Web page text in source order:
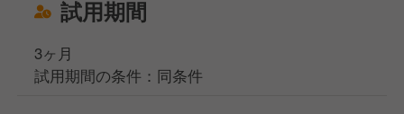
試用期間
3ヶ月
試用期間の条件：同条件